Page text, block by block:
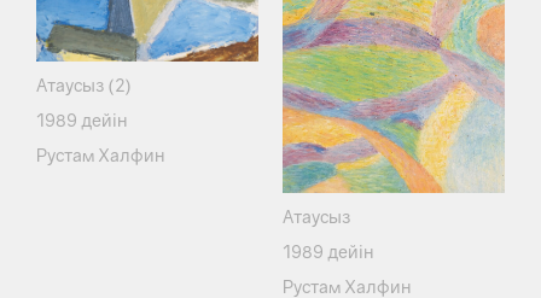
Атаусыз (2)
1989 дейін
Рустам Халфин
Атаусыз
1989 дейін
Рустам Халфин